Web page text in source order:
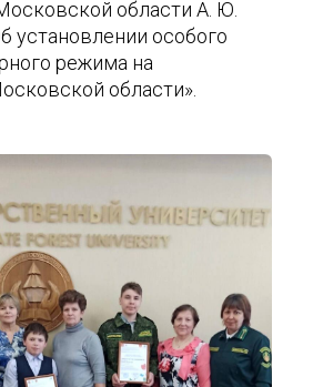
области А. Ю.
установлении особого
режима на
области».